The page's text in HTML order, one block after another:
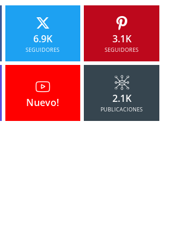
6.9K
SEGUIDORES
3.1K
SEGUIDORES
Nuevo! 2.1K
PUBLICACIONES